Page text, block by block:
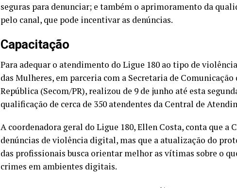
seguras para denunciar; e também o aprimoramento da
pelo canal, que pode incentivar as denúncias.
Capacitação
Para adequar o atendimento do Ligue 180 ao tipo de
das Mulheres, em parceria com a Secretaria de Comunicação
República (Secom/PR), realizou de 9 de junho até esta
qualificação de cerca de 350 atendentes da Central de
A coordenadora geral do Ligue 180, Ellen Costa, conta que a
denúncias de violência digital, mas que a atualização do
das profissionais busca orientar melhor as vítimas sobre o
crimes em ambientes digitais.